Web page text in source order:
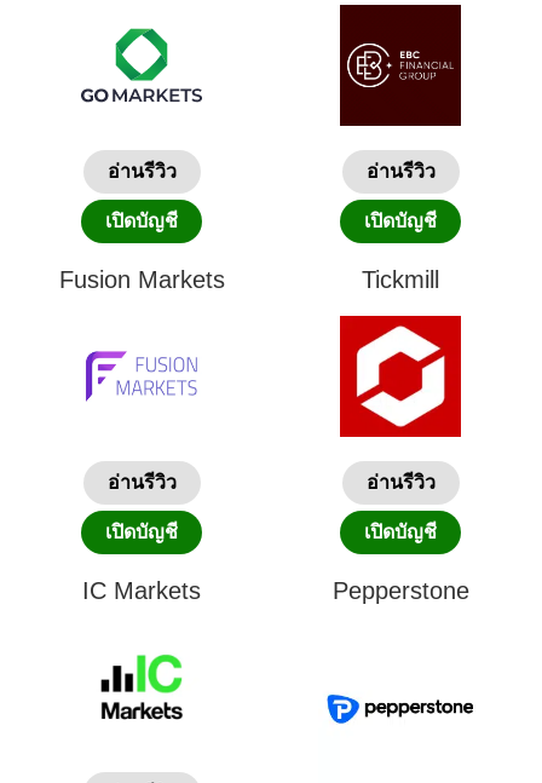
อ่านรีวิว
เปิดบัญชี
อ่านรีวิว
เปิดบัญชี
Fusion Markets
อ่านรีวิว
เปิดบัญชี
Tickmill
อ่านรีวิว
เปิดบัญชี
IC Markets Pepperstone